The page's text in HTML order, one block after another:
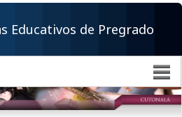
Educativos de Pregrado